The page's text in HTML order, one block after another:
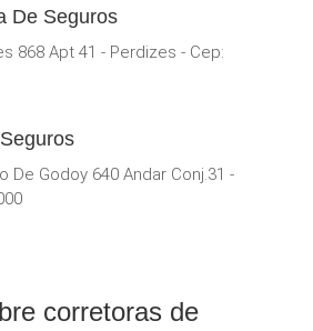
De Seguros
868 Apt 41 - Perdizes - Cep:
De Godoy 640 Andar Conj.31 -
corretoras de